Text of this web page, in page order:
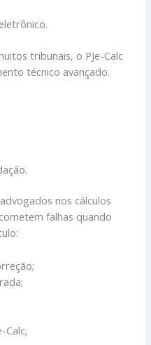
tribunais, o PJe-Calc
técnico avançado.
nos cálculos
falhas quando
Calc;